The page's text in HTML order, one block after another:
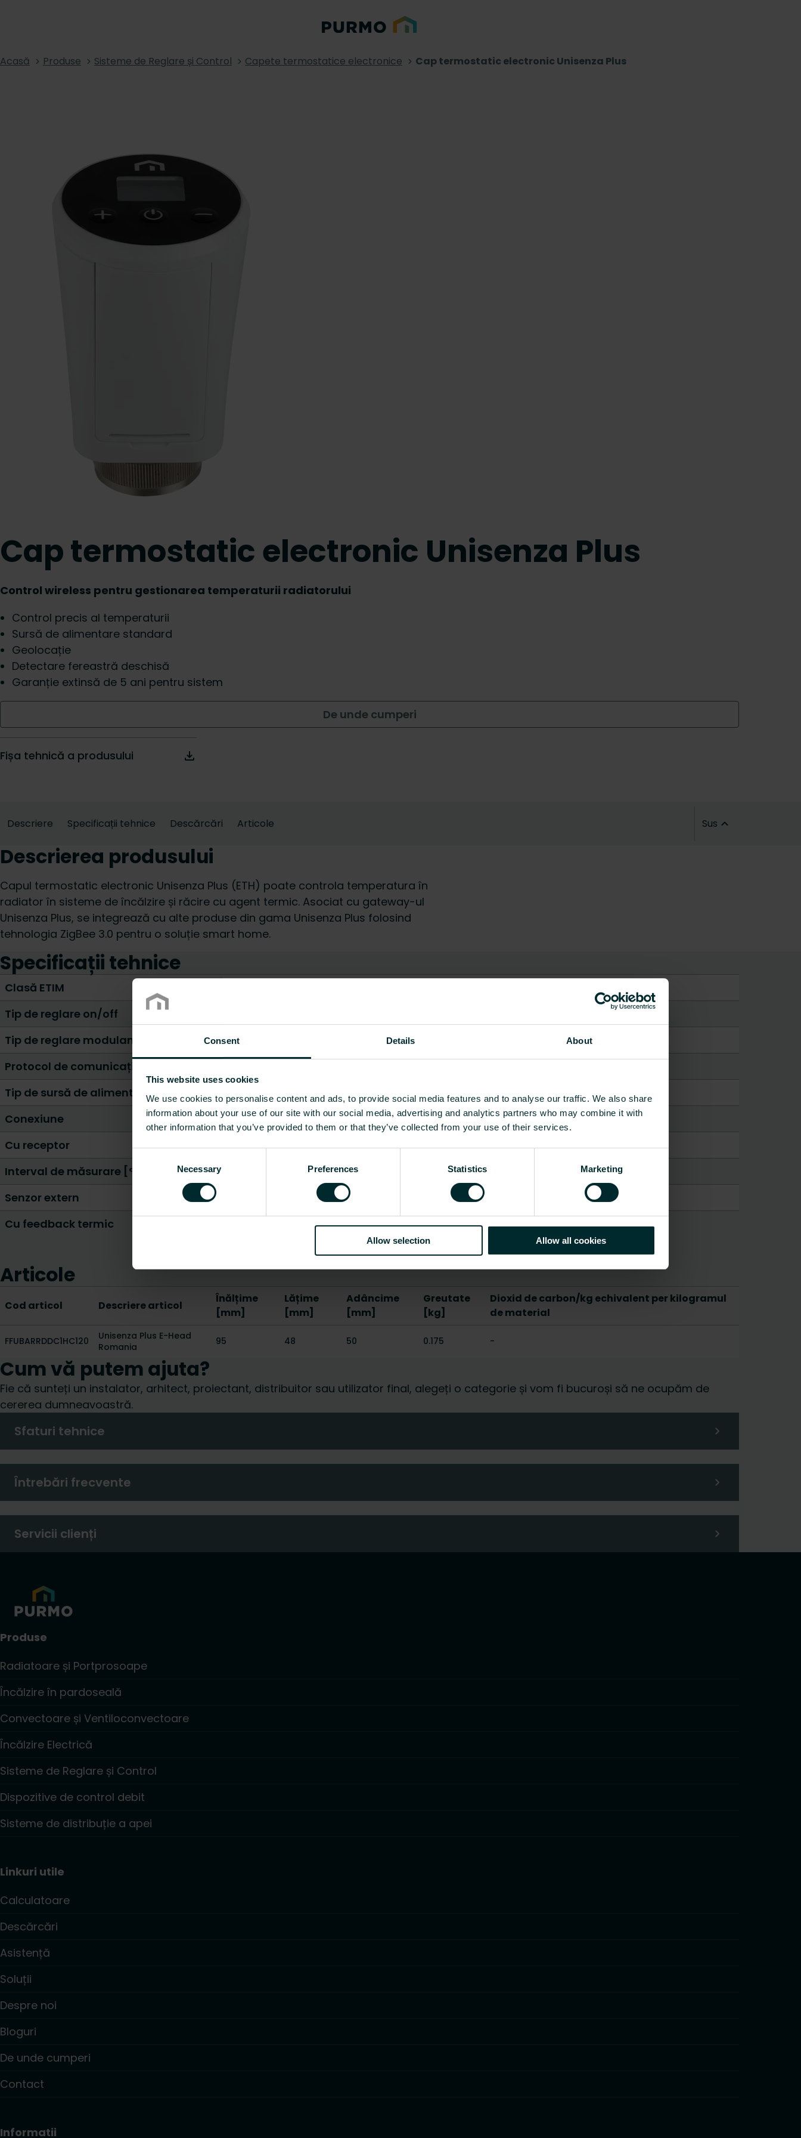
Consent Details About
This website uses cookies
We use cookies to personalise content and ads, to provide social media features and to analyse our traffic. We also share
information about your use of our site with our social media, advertising and analytics partners who may combine it with
other information that you’ve provided to them or that they’ve collected from your use of their services.
Selection
Necessary Preferences Statistics Marketing
Allow selection Allow all cookies
Acasă Produse Sisteme de Reglare și Control Capete termostatice electronice Cap termostatic electronic Unisenza Plus
Cap termostatic electronic Unisenza Plus
Control wireless pentru gestionarea temperaturii radiatorului
Control precis al temperaturii
Sursă de alimentare standard
Geolocație
Detectare fereastră deschisă
Garanție extinsă de 5 ani pentru sistem
De unde cumperi
Fișa tehnică a produsului
Descriere Specificații tehnice Descărcări Articole Sus
Descrierea produsului
Capul termostatic electronic Unisenza Plus (ETH) poate controla temperatura în
radiator în sisteme de încălzire și răcire cu agent termic. Asociat cu gateway-ul
Unisenza Plus, se integrează cu alte produse din gama Unisenza Plus folosind
tehnologia ZigBee 3.0 pentru o soluție smart home.
Specificații tehnice
Clasă ETIM
Tip de reglare on/off
Tip de reglare modulantă
Da
Protocol de comunicație
Tip de sursă de alimentare
Baterie
Conexiune
Fără fir
Cu receptor
Nu
Interval de măsurare [°C]
Senzor extern
Cu feedback termic
Nu
Articole
Cod articol Descriere articol
Înălțime
[mm]
Lățime
[mm]
Adâncime
[mm]
Greutate
[kg]
Dioxid de carbon/kg echivalent per kilogramul
de material
FFUBARRDDC1HC120
Unisenza Plus E-Head
Romania
95 48 50 0.175 -
Cum vă putem ajuta?
Fie că sunteți un instalator, arhitect, proiectant, distribuitor sau utilizator final, alegeți o categorie și vom fi bucuroși să ne ocupăm de
cererea dumneavoastră.
Sfaturi tehnice
Întrebări frecvente
Servicii clienți
Produse
Radiatoare și Portprosoape
Încălzire în pardoseală
Convectoare și Ventiloconvectoare
Încălzire Electrică
Sisteme de Reglare și Control
Dispozitive de control debit
Sisteme de distribuție a apei
Linkuri utile
Calculatoare
Descărcări
Asistență
Soluții
Despre noi
Bloguri
De unde cumperi
Contact
Informatii